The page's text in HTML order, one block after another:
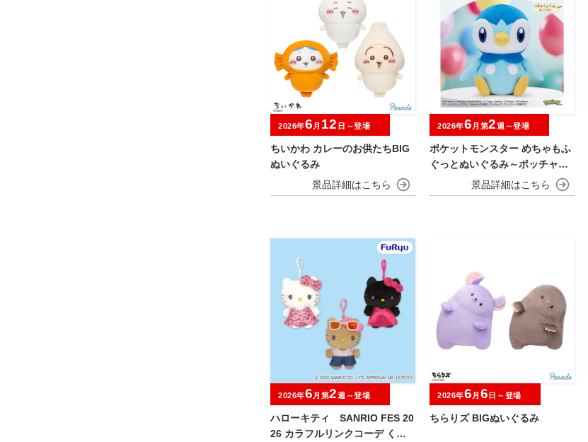
ちいかわ カレーのお供たちBIG
ぬいぐるみ
2026年6 月 12 日～登場
ポケットモンスター めちゃもふ
ぐっとぬいぐるみ～ポッチャマ
2026年6 月第2週～登場
ハローキティ SANRIO FES 20
26 カラフルリンクコーデ くり
2026年6 月第2週～登場
ちらりズ BIGぬいぐるみ
2026年6 月 6 日～登場